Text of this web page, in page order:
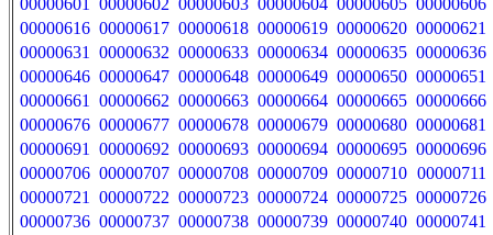
00000601
00000602 00000603 00000604 00000605 00000606
00000616 00000617 00000618 00000619 00000620 00000621
00000631
00000632 00000633 00000634 00000635 00000636
00000646 00000647 00000648 00000649 00000650 00000651
00000661
00000662 00000663 00000664 00000665 00000666
00000676 00000677 00000678 00000679 00000680 00000681
00000691
00000692 00000693 00000694 00000695 00000696
00000706 00000707 00000708 00000709 00000710 00000711
00000721
00000722 00000723 00000724 00000725 00000726
00000736 00000737 00000738 00000739 00000740 00000741